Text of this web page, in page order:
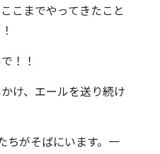
こまでやってきたこと
！！
け、エールを送り続け
ちがそばにいます。一